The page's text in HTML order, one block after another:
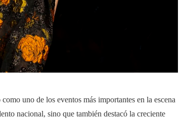
uno de los eventos más importantes en la escena
nacional, sino que también destacó la creciente